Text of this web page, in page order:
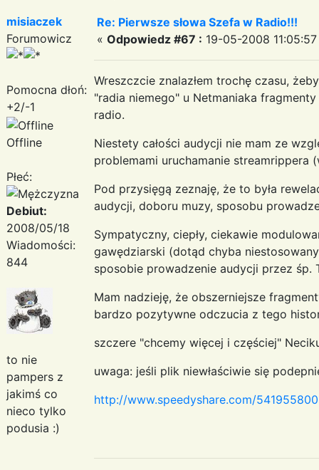
misiaczek
Forumowicz
Pomocna dłoń:
+2/-1
Offline
Płeć:
Debiut:
2008/05/18
Wiadomości:
844
to nie
pampers z
jakimś co
nieco tylko
podusia :)
Re: Pierwsze słowa Szefa w Radio!!!
« Odpowiedz #67 : 19-05-2008
Wreszczcie znalazłem trochę czasu,
"radia niemego" u Netmaniaka
radio.
Niestety całości audycji nie mam ze
problemami uruchamanie streamrippera
Pod przysięgą zeznaję, że to była
audycji, doboru muzy, sposobu
Sympatyczny, ciepły, ciekawie
gawędziarski (dotąd chyba
sposobie prowadzenie audycji przez śp.
Mam nadzieję, że obszerniejsze
bardzo pozytywne odczucia z tego
szczere "chcemy więcej i częściej"
uwaga: jeśli plik niewłaściwie się
http://www.speedyshare.com/